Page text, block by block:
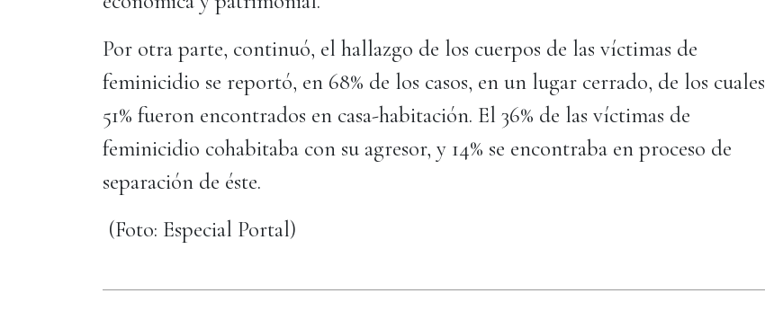
Por otra parte, continuó, el hallazgo de los cuerpos de las víctimas de
feminicidio se reportó, en 68% de los casos, en un lugar cerrado, de los cuales
51% fueron encontrados en casa-habitación. El 36% de las víctimas de
feminicidio cohabitaba con su agresor, y 14% se encontraba en proceso de
separación de éste.
(Foto: Especial Portal)